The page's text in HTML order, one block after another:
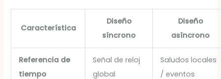
Característica
Diseño
síncrono
Diseño
asíncrono
Referencia de
tiempo
Señal de reloj
global
Saludos locales
/ eventos